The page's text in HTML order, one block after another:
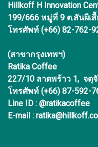
Hillkoff H Innovation
199/666 หมู่ที่ 9 ต.สันผีเสื้
โทรศัพท์ (+66) 82-762-
(สาขากรุงเทพฯ)
Ratika Coffee
227/10 ลาดพร้าว 1, จตุ
โทรศัพท์ (+66) 87-592-
Line ID : @ratikacoffee
E-mail :